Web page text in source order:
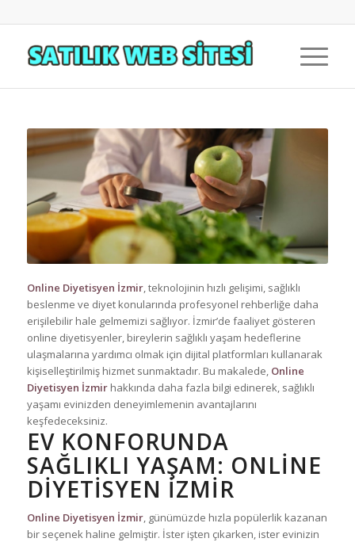
Online Diyetisyen İzmir, teknolojinin hızlı gelişimi, sağlıklı
beslenme ve diyet konularında profesyonel rehberliğe daha
erişilebilir hale gelmemizi sağlıyor. İzmir’de faaliyet gösteren
online diyetisyenler, bireylerin sağlıklı yaşam hedeflerine
ulaşmalarına yardımcı olmak için dijital platformları kullanarak
kişiselleştirilmiş hizmet sunmaktadır. Bu makalede, Online
Diyetisyen İzmirhakkında daha fazla bilgi edinerek, sağlıklı
yaşamı evinizden deneyimlemenin avantajlarını
keşfedeceksiniz.
EV KONFORUNDA
SAĞLIKLI YAŞAM: ONLINE
DIYETISYEN İZMIR
Online Diyetisyen İzmir, günümüzde hızla popülerlik kazanan
bir seçenek haline gelmiştir. İster işten çıkarken, ister evinizin